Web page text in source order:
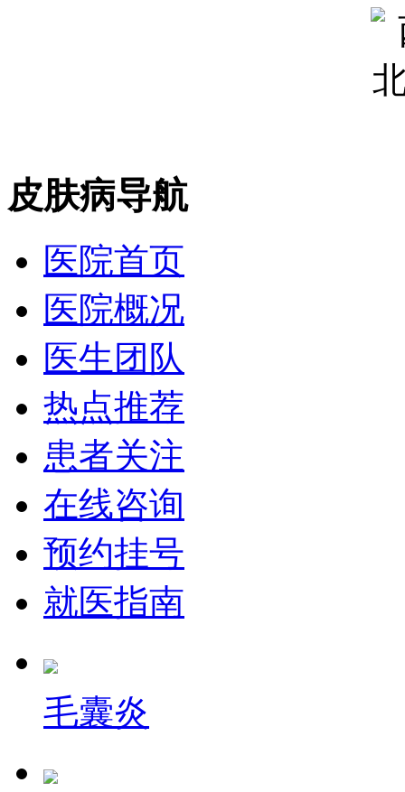
皮肤病导航
医院首页
医院概况
医生团队
热点推荐
患者关注
在线咨询
预约挂号
就医指南
毛囊炎